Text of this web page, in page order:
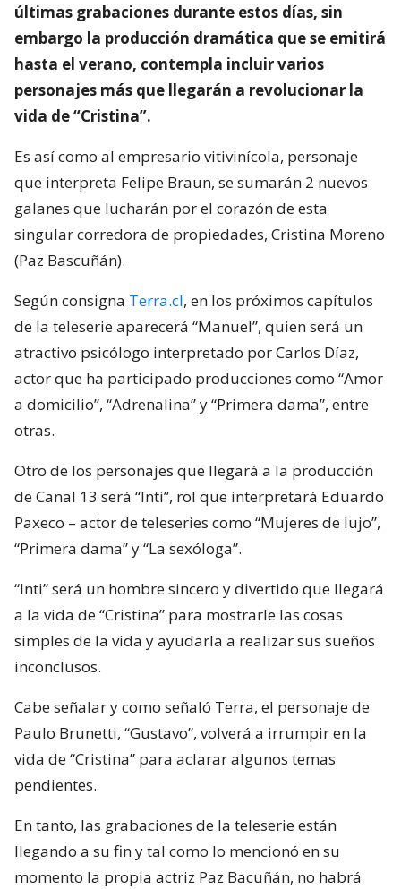
últimas grabaciones durante estos días, sin
embargo la producción dramática que se emitirá
hasta el verano, contempla incluir varios
personajes más que llegarán a revolucionar la
vida de “Cristina”.
Es así como al empresario vitivinícola, personaje
que interpreta Felipe Braun, se sumarán 2 nuevos
galanes que lucharán por el corazón de esta
singular corredora de propiedades, Cristina Moreno
(Paz Bascuñán).
Según consigna Terra.cl, en los próximos capítulos
de la teleserie aparecerá “Manuel”, quien será un
atractivo psicólogo interpretado por Carlos Díaz,
actor que ha participado producciones como “Amor
a domicilio”, “Adrenalina” y “Primera dama”, entre
otras.
Otro de los personajes que llegará a la producción
de Canal 13 será “Inti”, rol que interpretará Eduardo
Paxeco – actor de teleseries como “Mujeres de lujo”,
“Primera dama” y “La sexóloga”.
“Inti” será un hombre sincero y divertido que llegará
a la vida de “Cristina” para mostrarle las cosas
simples de la vida y ayudarla a realizar sus sueños
inconclusos.
Cabe señalar y como señaló Terra, el personaje de
Paulo Brunetti, “Gustavo”, volverá a irrumpir en la
vida de “Cristina” para aclarar algunos temas
pendientes.
En tanto, las grabaciones de la teleserie están
llegando a su fin y tal como lo mencionó en su
momento la propia actriz Paz Bacuñán, no habrá